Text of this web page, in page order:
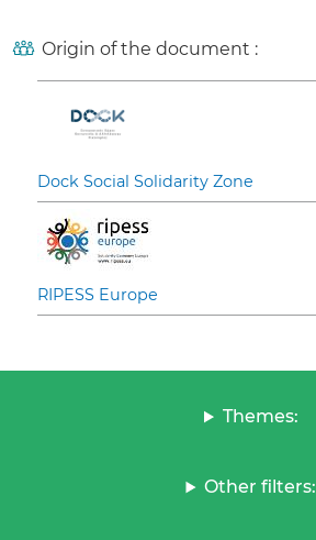
Origin of the document :
Dock Social Solidarity Zone
RIPESS Europe
Themes:
Other filters: